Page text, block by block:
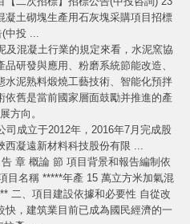
凝土砌塊生產用石灰塊采購項目招標
中投 ...
及混凝土行業的規定來看，水泥窯協
研發與應用、粉磨系統節能改造、
水泥熟料煅燒工藝技術、智能化預拌
舊是當前國家層面鼓勵并推進的產
方向。
司成立于2012年，2016年7月完成股
凝遠新材料科技股份有限 ...
章 概論 節 項目背景和報告編制依
目名稱 *****年產 15 萬立方米加氣混
二、項目建設依據和必要性 自從改
，建筑業目前已成為國民經濟的一